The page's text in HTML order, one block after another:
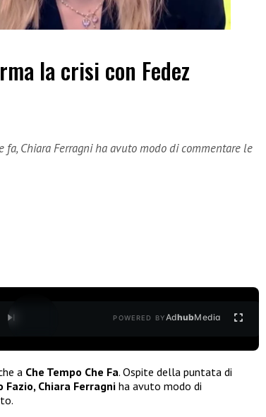
la crisi con Fedez
fa, Chiara Ferragni ha avuto modo di commentare le
POWERED BYAdhubMedia
a Che Tempo Che Fa. Ospite della puntata di
Fazio, Chiara Ferragni ha avuto modo di